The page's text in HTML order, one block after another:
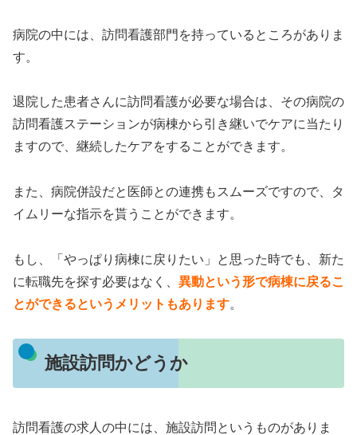
病院の中には、訪問看護部門を持っているところがありま
す。
退院した患者さんに訪問看護が必要な場合は、その病院の
訪問看護ステーションが病棟から引き継いでケアに当たり
ますので、継続したケアをすることができます。
また、病院併設だと医師との連携もスムーズですので、タ
イムリーな指示を貰うことができます。
もし、「やっぱり病棟に戻りたい」と思った時でも、新た
に転職先を探す必要はなく、 異動という形で病棟に戻るこ
とができるというメリットもあります。
施設訪問かどうか
訪問看護の求人の中には、施設訪問というものがありま